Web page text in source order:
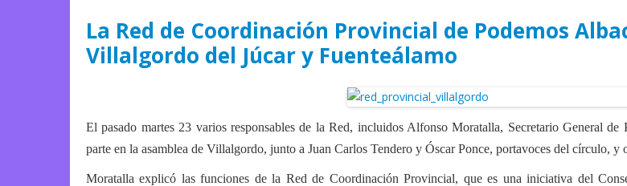
La Red de Coordinación Provincial de Podemos
Villalgordo del Júcar y Fuenteálamo
El pasado martes 23 varios responsables de la Red, incluidos Alfonso Moratalla, Secretario General
parte en la asamblea de Villalgordo, junto a Juan Carlos Tendero y Óscar Ponce, portavoces del círculo, y
Moratalla explicó las funciones de la Red de Coordinación Provincial, que es una iniciativa del